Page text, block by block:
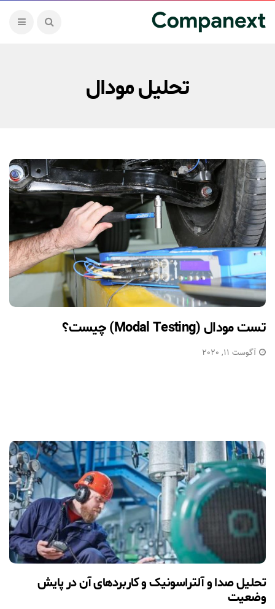
تحلیل مودال
تست مودال (Modal Testing) چیست؟
آگوست 11, 2020
تحلیل صدا و آلتراسونیک و کاربردهای آن در پایش
وضعیت